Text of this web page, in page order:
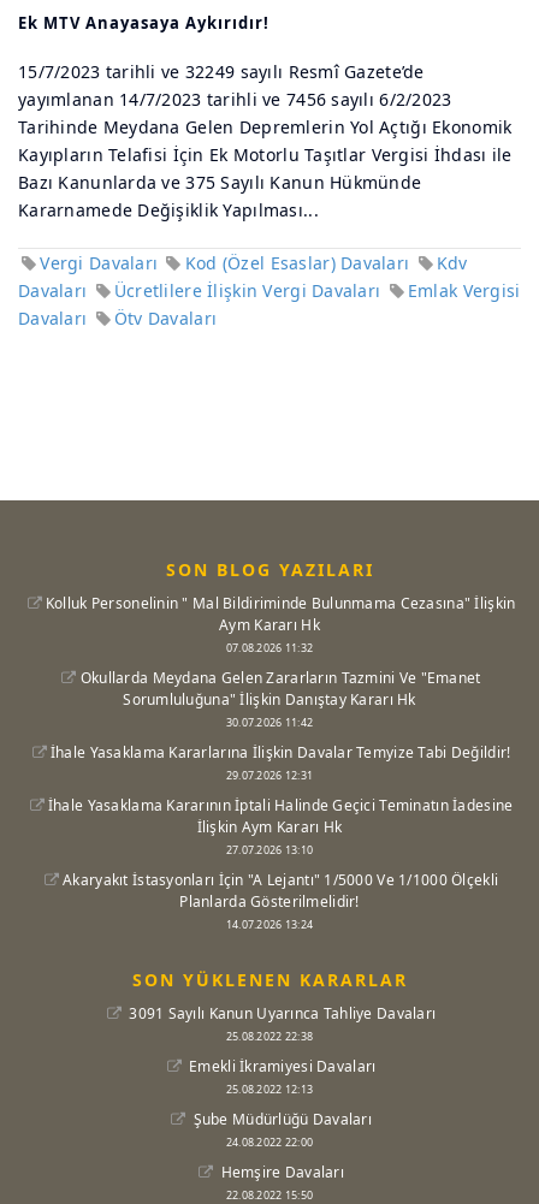
Ek MTV Anayasaya Aykırıdır!
15/7/2023 tarihli ve 32249 sayılı Resmî Gazete’de
yayımlanan 14/7/2023 tarihli ve 7456 sayılı 6/2/2023
Tarihinde Meydana Gelen Depremlerin Yol Açtığı Ekonomik
Kayıpların Telafisi İçin Ek Motorlu Taşıtlar Vergisi İhdası ile
Bazı Kanunlarda ve 375 Sayılı Kanun Hükmünde
Kararnamede Değişiklik Yapılması...
Vergi Davaları Kod (Özel Esaslar) Davaları
Kdv
Davaları
Ücretlilere İlişkin Vergi Davaları
Emlak Vergisi
Davaları
Ötv Davaları
SON BLOG YAZILARI
Kolluk Personelinin " Mal Bildiriminde Bulunmama Cezasına" İlişkin
Aym Kararı Hk
07.08.2026 11:32
Okullarda Meydana Gelen Zararların Tazmini Ve "Emanet
Sorumluluğuna" İlişkin Danıştay Kararı Hk
30.07.2026 11:42
İhale Yasaklama Kararlarına İlişkin Davalar Temyize Tabi Değildir!
29.07.2026 12:31
İhale Yasaklama Kararının İptali Halinde Geçici Teminatın İadesine
İlişkin Aym Kararı Hk
27.07.2026 13:10
Akaryakıt İstasyonları İçin "A Lejantı" 1/5000 Ve 1/1000 Ölçekli
Planlarda Gösterilmelidir!
14.07.2026 13:24
SON YÜKLENEN KARARLAR
3091 Sayılı Kanun Uyarınca Tahliye Davaları
25.08.2022 22:38
Emekli İkramiyesi Davaları
25.08.2022 12:13
Şube Müdürlüğü Davaları
24.08.2022 22:00
Hemşire Davaları
22.08.2022 15:50